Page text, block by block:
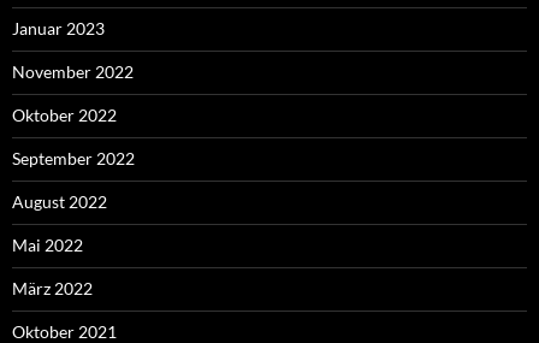
Januar 2023
November 2022
Oktober 2022
September 2022
August 2022
Mai 2022
März 2022
Oktober 2021